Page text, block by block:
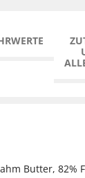
Butter, 82%